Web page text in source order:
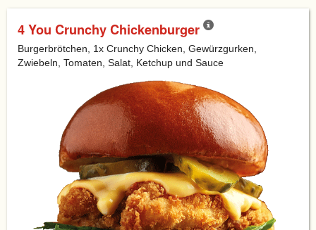
4 You Crunchy Chickenburger
Burgerbrötchen, 1x Crunchy Chicken, Gewürzgurken,
Zwiebeln, Tomaten, Salat, Ketchup und Sauce